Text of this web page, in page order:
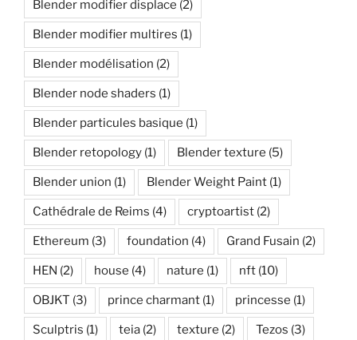
Blender modifier displace (2)
Blender modifier multires (1)
Blender modélisation (2)
Blender node shaders (1)
Blender particules basique (1)
Blender retopology (1) Blender texture (5)
Blender union (1) Blender Weight Paint (1)
Cathédrale de Reims (4) cryptoartist (2)
Ethereum (3) foundation (4) Grand Fusain (2)
HEN (2) house (4) nature (1) nft (10)
OBJKT (3) prince charmant (1) princesse (1)
Sculptris (1) teia (2) texture (2) Tezos (3)